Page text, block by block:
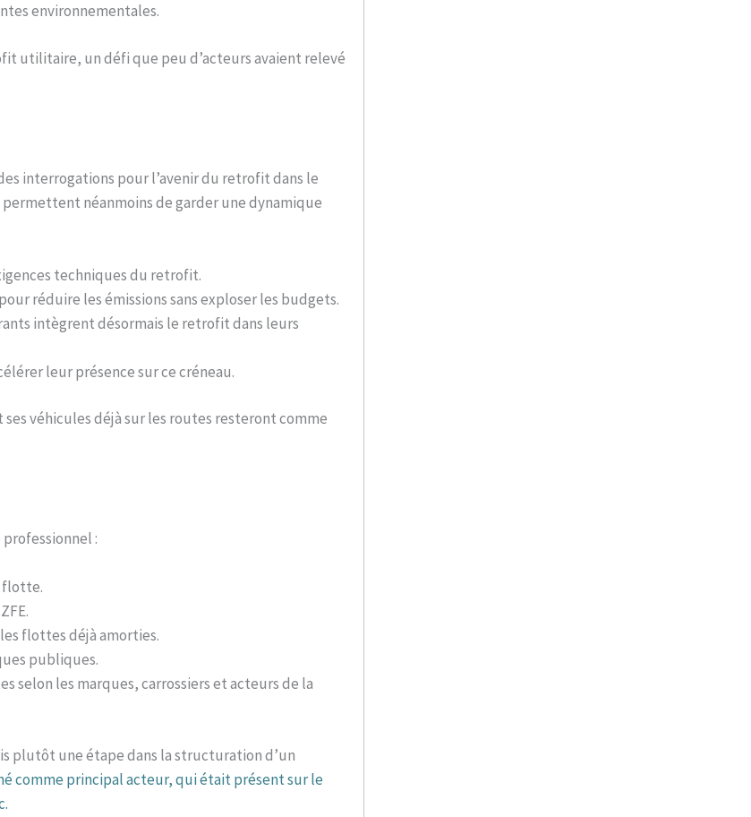
environnementales.
utilitaire, un défi que peu d’acteurs avaient relevé
interrogations pour l’avenir du retrofit dans le
néanmoins de garder une dynamique
techniques du retrofit.
réduire les émissions sans exploser les budgets.
intègrent désormais le retrofit dans leurs
leur présence sur ce créneau.
ses véhicules déjà sur les routes resteront comme
:
flotte.
flottes déjà amorties.
publiques.
selon les marques, carrossiers et acteurs de la
plutôt une étape dans la structuration d’un
comme principal acteur, qui était présent sur le